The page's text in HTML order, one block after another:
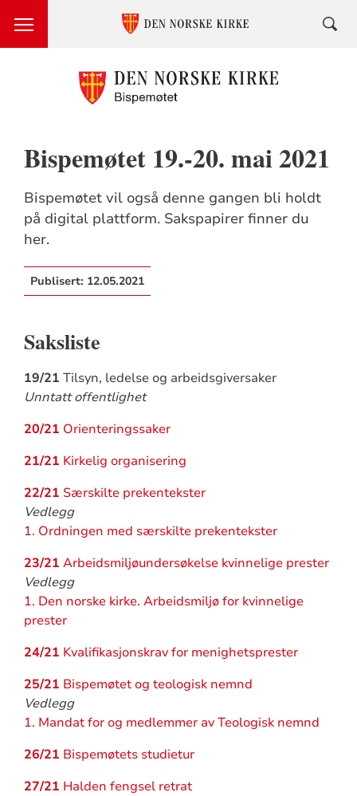
Bispemøtet 19.-20. mai 2021
Bispemøtet vil også denne gangen bli holdt
på digital plattform. Sakspapirer finner du
her.
Publisert: 12.05.2021
Saksliste
19/21 Tilsyn, ledelse og arbeidsgiversaker
Unntatt offentlighet
20/21 Orienteringssaker
21/21 Kirkelig organisering
22/21 Særskilte prekentekster
Vedlegg
1. Ordningen med særskilte prekentekster
23/21 Arbeidsmiljøundersøkelse kvinnelige prester
Vedlegg
1. Den norske kirke. Arbeidsmiljø for kvinnelige
prester
24/21 Kvalifikasjonskrav for menighetsprester
25/21 Bispemøtet og teologisk nemnd
Vedlegg
1. Mandat for og medlemmer av Teologisk nemnd
26/21 Bispemøtets studietur
27/21 Halden fengsel retrat